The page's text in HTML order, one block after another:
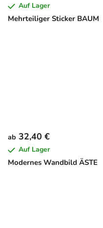
Mehrteiliger Sticker BAUM
Auf Lager
Modernes Wandbild ÄSTE
ab 32,40 €
Auf Lager